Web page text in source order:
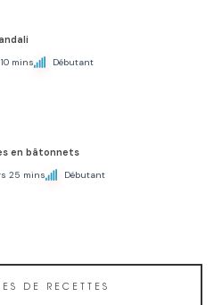
mins Débutant
en bâtonnets
25 mins Débutant
DE RECETTES